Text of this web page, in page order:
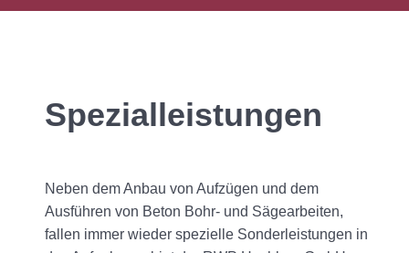
Spezialleistungen
Neben dem Anbau von Aufzügen und dem
Ausführen von Beton Bohr- und Sägearbeiten,
fallen immer wieder spezielle Sonderleistungen in